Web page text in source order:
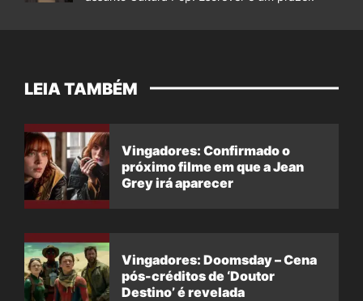
LEIA TAMBÉM
Vingadores: Confirmado o
próximo filme em que a Jean
Grey irá aparecer
Vingadores: Doomsday – Cena
pós-créditos de ‘Doutor
Destino’ é revelada